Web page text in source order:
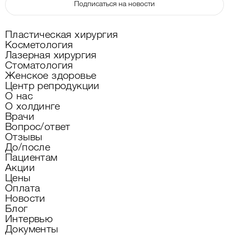
Подписаться на новости
Пластическая хирургия
Косметология
Лазерная хирургия
Стоматология
Женское здоровье
Центр репродукции
О нас
О холдинге
Врачи
Вопрос/ответ
Отзывы
До/после
Пациентам
Акции
Цены
Оплата
Новости
Блог
Интервью
Документы